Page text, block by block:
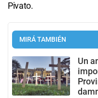
Pivato.
MIRÁ TAMBIÉN
Un